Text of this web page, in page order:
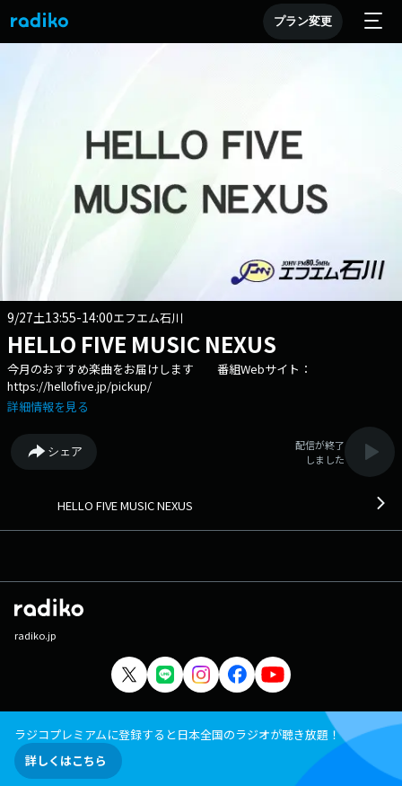
プラン変更
9/27土13:55-14:00エフエム石川
HELLO FIVE MUSIC NEXUS
今月のおすすめ楽曲をお届けします 番組Webサイト：
https://hellofive.jp/pickup/
詳細情報を見る
シェア
配信が終了
しました
HELLO FIVE MUSIC NEXUS
radiko.jp
ラジコプレミアムに登録すると日本全国のラジオが聴き放題！
詳しくはこちら